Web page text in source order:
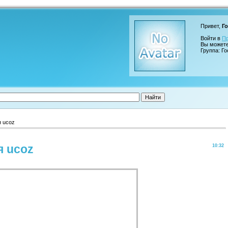
Привет,
Войти в
Вы
Группа:
ucoz
10:32
ucoz